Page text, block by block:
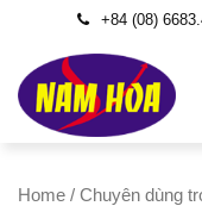
content
+84 (08)
Home / Chuyên dùng